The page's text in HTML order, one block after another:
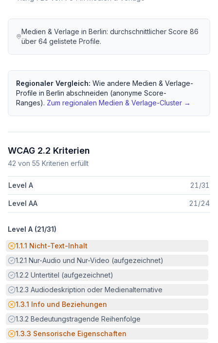
Medien & Verlage inBerlin: durchschnittlicher Score86
über64 gelistete Profile.
Regionaler Vergleich: Wie andere Medien & Verlage-
Profile in Berlin abschneiden (anonyme Score-
Ranges). Zum regionalen Medien & Verlage-Cluster →
WCAG 2.2 Kriterien
42 von 55 Kriterien erfüllt
Level A 21 /31
Level AA 21 /24
Level A (21/31)
Potenzielle Barriere:
1.1.1 Nicht-Text-Inhalt
Erfüllt:
1.2.1 Nur-Audio und Nur-Video (aufgezeichnet)
Erfüllt:
1.2.2 Untertitel (aufgezeichnet)
Erfüllt:
1.2.3 Audiodeskription oder Medienalternative
Potenzielle Barriere:
1.3.1 Info und Beziehungen
Erfüllt:
1.3.2 Bedeutungstragende Reihenfolge
Potenzielle Barriere:
1.3.3 Sensorische Eigenschaften